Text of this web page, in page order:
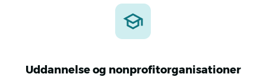
Uddannelse og nonprofitorganisationer